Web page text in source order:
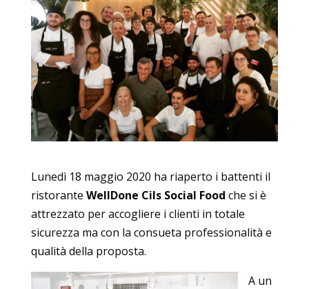
Lunedì 18 maggio 2020 ha riaperto i battenti il
ristorante WellDone Cils Social Food che si è
attrezzato per accogliere i clienti in totale
sicurezza ma con la consueta professionalità e
qualità della proposta.
A un